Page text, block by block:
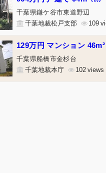
千葉県鎌ケ谷市東道野辺
千葉地裁松戸支部
109
129万円 マンション 46m²
千葉県船橋市金杉台
千葉地裁本庁
102